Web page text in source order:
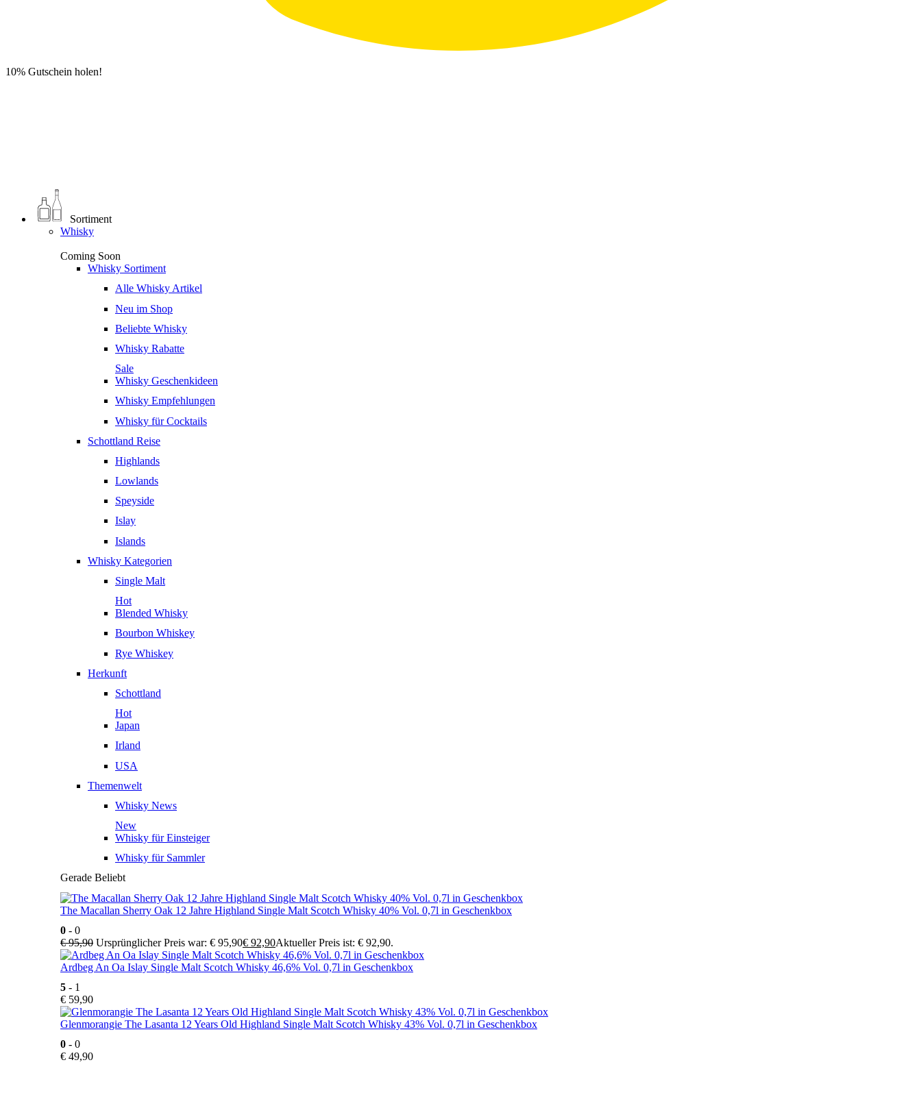
10% Gutschein holen!
Sortiment
Whisky
Coming Soon
Whisky Sortiment
Alle Whisky Artikel
Neu im Shop
Beliebte Whisky
Whisky Rabatte
Sale
Whisky Geschenkideen
Whisky Empfehlungen
Whisky für Cocktails
Schottland Reise
Highlands
Lowlands
Speyside
Islay
Islands
Whisky Kategorien
Single Malt
Hot
Blended Whisky
Bourbon Whiskey
Rye Whiskey
Herkunft
Schottland
Hot
Japan
Irland
USA
Themenwelt
Whisky News
New
Whisky für Einsteiger
Whisky für Sammler
Gerade Beliebt
The Macallan Sherry Oak 12 Jahre Highland Single Malt Scotch Whisky 40% Vol. 0,7l in Geschenkbox
0 - 0
€95,90 Ursprünglicher Preis war: € 95,90€ 92,90Aktueller Preis ist: € 92,90.
Ardbeg An Oa Islay Single Malt Scotch Whisky 46,6% Vol. 0,7l in Geschenkbox
5 - 1
€ 59,90
Glenmorangie The Lasanta 12 Years Old Highland Single Malt Scotch Whisky 43% Vol. 0,7l in Geschenkbox
0 - 0
€ 49,90